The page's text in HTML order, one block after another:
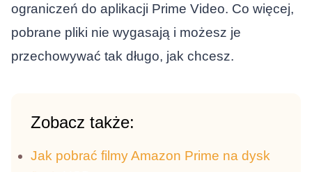
ograniczeń do aplikacji Prime Video. Co więcej,
pobrane pliki nie wygasają i możesz je
przechowywać tak długo, jak chcesz.
Zobacz także:
Jak pobrać filmy Amazon Prime na dysk